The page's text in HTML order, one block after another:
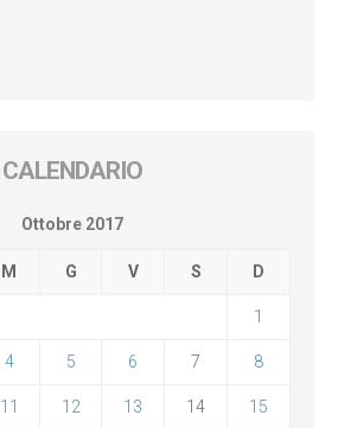
CALENDARIO
Ottobre 2017
M G V S D
1
4 5 6 7 8
11 12 13 14 15